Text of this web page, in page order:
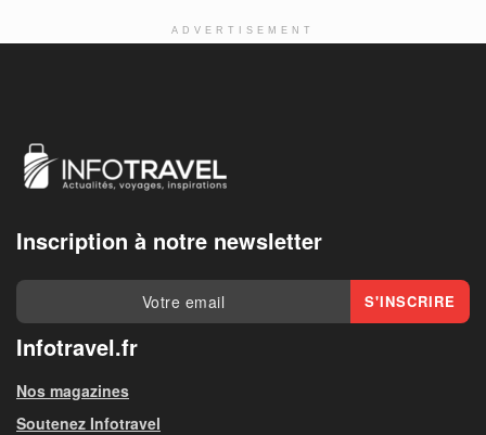
ADVERTISEMENT
Inscription à notre newsletter
Infotravel.fr
Nos magazines
Soutenez Infotravel